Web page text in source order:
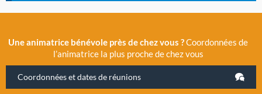
Une animatrice bénévole près de chez vous ?Coordonnées de
l’animatrice la plus proche de chez vous
Coordonnées et dates de réunions